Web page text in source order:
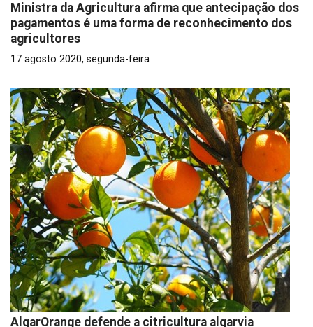
Ministra da Agricultura afirma que antecipação dos
pagamentos é uma forma de reconhecimento dos
agricultores
17 agosto 2020, segunda-feira
AlgarOrange defende a citricultura algarvia